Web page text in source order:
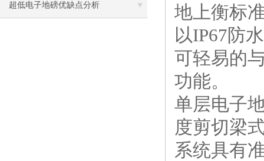
超低电子地磅优缺点分析
地上衡标
以IP67防
可轻易的
功能。
单层电子
度剪切梁
系统具有